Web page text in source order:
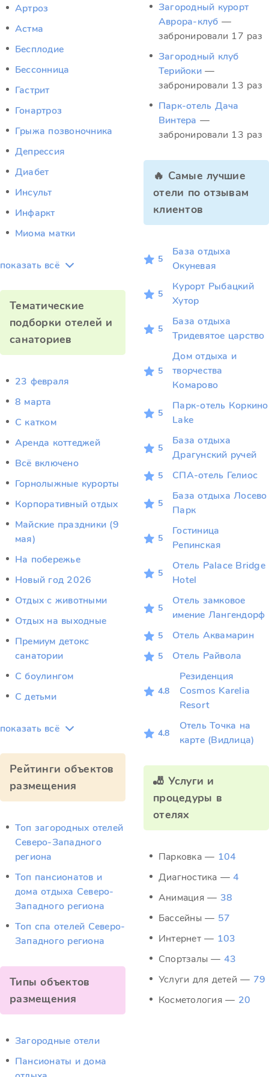
Артроз
Астма
Бесплодие
Бессонница
Гастрит
Гонартроз
Грыжа позвоночника
Депрессия
Диабет
Инсульт
Инфаркт
Миома матки
показать всё
Тематические
подборки отелей и
санаториев
23 февраля
8 марта
C катком
Аренда коттеджей
Всё включено
Горнолыжные курорты
Корпоративный отдых
Майские праздники (9
мая)
На побережье
Новый год 2026
Отдых c животными
Отдых на выходные
Премиум детокс
санатории
С боулингом
С детьми
показать всё
Рейтинги объектов
размещения
Топ загородных отелей
Северо-Западного
региона
Топ пансионатов и
дома отдыха Северо-
Западного региона
Топ спа отелей Северо-
Западного региона
Типы объектов
размещения
Загородные отели
Пансионаты и дома
Загородный курорт
Аврора-клуб —
забронировали 17 раз
Загородный клуб
Терийоки —
забронировали 13 раз
Парк-отель Дача
Винтера —
забронировали 13 раз
🔥 Самые лучшие
отели по отзывам
клиентов
5
База отдыха
Окуневая
5
Курорт Рыбацкий
Хутор
5
База отдыха
Тридевятое царство
5
Дом отдыха и
творчества
Комарово
5
Парк-отель Коркино
Lake
5
База отдыха
Драгунский ручей
5 СПА-отель Гелиос
5
База отдыха Лосево
Парк
5
Гостиница
Репинская
5
Отель Palace Bridge
Hotel
5
Отель замковое
имение Лангендорф
5 Отель Аквамарин
5 Отель Райвола
4.8
Резиденция
Cosmos Karelia
Resort
4.8
Отель Точка на
карте (Видлица)
🎳 Услуги и
процедуры в
отелях
Парковка — 104
Диагностика —4
Анимация — 38
Бассейны — 57
Интернет — 103
Спортзалы — 43
Услуги для детей — 79
Косметология — 20